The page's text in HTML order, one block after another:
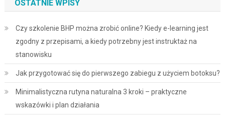
OSTATNIE WPISY
Czy szkolenie BHP można zrobić online? Kiedy e-learning jest
zgodny z przepisami, a kiedy potrzebny jest instruktaż na
stanowisku
Jak przygotować się do pierwszego zabiegu z użyciem botoksu?
Minimalistyczna rutyna naturalna 3 kroki – praktyczne
wskazówki i plan działania